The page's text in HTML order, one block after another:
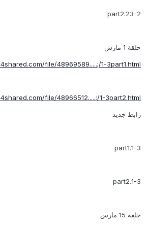
23-2.part2
حلقة 1 مارس
file/48969589.....;/1-3part1.html
file/48966512.....;/1-3part2.html
رابط جديد
1-3.part1
1-3.part2
حلقة 15 مارس